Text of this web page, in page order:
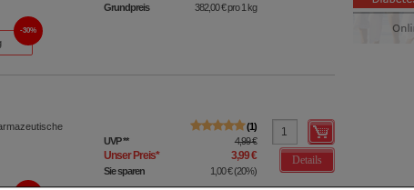
Grundpreis
382,00 €pro 1 kg
30%
1
UVP** 4,99 €
Unser Preis* 3,99 €
Sie sparen 1,00 €(20%)
Details